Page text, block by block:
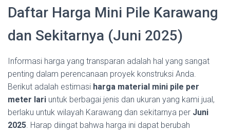
Daftar Harga Mini Pile Karawang
dan Sekitarnya (Juni 2025)
Informasi harga yang transparan adalah hal yang sangat
penting dalam perencanaan proyek konstruksi Anda.
Berikut adalah estimasi harga material mini pile per
meter lari untuk berbagai jenis dan ukuran yang kami jual,
berlaku untuk wilayah Karawang dan sekitarnya per Juni
2025. Harap diingat bahwa harga ini dapat berubah